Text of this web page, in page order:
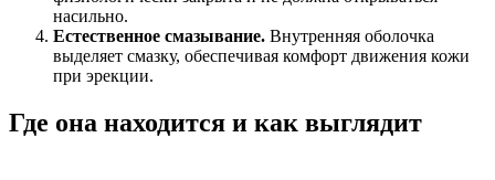
насильно.
Естественное смазывание. Внутренняя оболочка
выделяет смазку, обеспечивая комфорт движения кожи
при эрекции.
Где она находится и как выглядит